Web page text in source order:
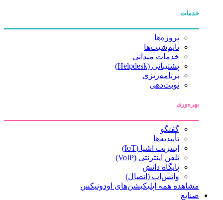
خدمات
پروژه‌ها
تایم‌شیت‌ها
خدمات میدانی
پشتیبانی (Helpdesk)
برنامه‌ریزی
نوبت‌دهی
بهره‌وری
گفتگو
تأییدیه‌ها
اینترنت اشیا (IoT)
تلفن اینترنتی (VoIP)
پایگاه دانش
واتس‌اپ (اتصال)
مشاهده همه اپلیکیشن‌های اودونیکس
صنایع